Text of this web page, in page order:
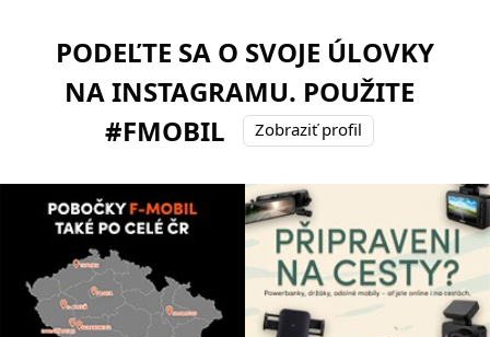
PODEĽTE SA O SVOJE ÚLOVKY
NA INSTAGRAMU. POUŽITE
#FMOBIL
Zobraziť profil